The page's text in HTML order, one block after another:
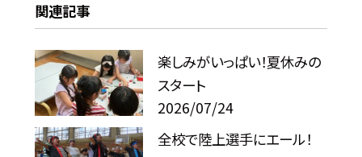
関連記事
楽しみがいっぱい！夏休みの
スタート
2026/07/24
全校で陸上選手にエール！